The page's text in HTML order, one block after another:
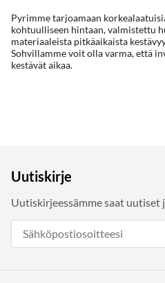
Pyrimme tarjoamaan
kohtuulliseen hintaan, valmistettu
materiaaleista pitkäaikaista
Sohvillamme voit olla varma, että
kestävät aikaa.
Uutiskirje
Uutiskirjeessämme saat uutiset